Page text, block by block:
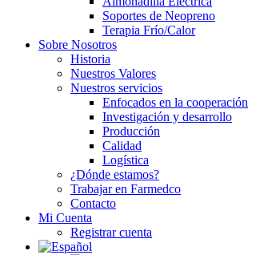
Soportes de Neopreno
Terapia Frío/Calor
Sobre Nosotros
Historia
Nuestros Valores
Nuestros servicios
Enfocados en la cooperación
Investigación y desarrollo
Producción
Calidad
Logística
¿Dónde estamos?
Trabajar en Farmedco
Contacto
Mi Cuenta
Registrar cuenta